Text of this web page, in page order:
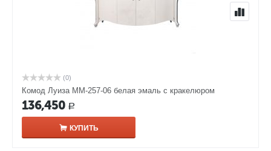
(0)
Комод Луиза ММ-257-06 белая эмаль с кракелюром
136,450 Р
КУПИТЬ